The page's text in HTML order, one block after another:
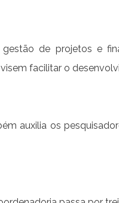
de projetos e
facilitar o
auxilia os